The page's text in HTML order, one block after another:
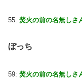
55: 焚火の前の名無しさ
ぼっち
59: 焚火の前の名無しさ